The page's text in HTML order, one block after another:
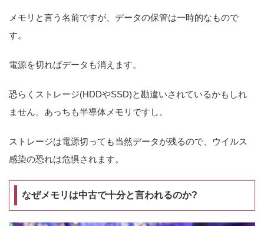
メモリと言う名前ですが、データの保管は一時的なもので
す。
電源を切ればデータも消えます。
恐らくストレージ(HDDやSSD)と勘違いされているかもしれ
ません。あっちも半導体メモリですし。
ストレージは電源切っても当然データが残るので、ウイルス
感染の恐れは危惧されます。
なぜメモリは中古で十分と言われるのか?